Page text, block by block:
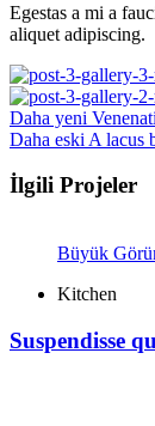
Egestas a mi a
aliquet adipiscing.
Daha yeni
Daha eski A lacus
İlgili Projeler
Büyük
Kitchen
Suspendisse